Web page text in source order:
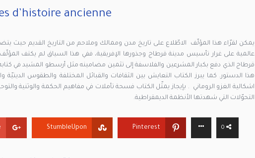
d’histoire ancienne
يمكن لقرّاء هذا المؤلّف الاطّلاع على تاريخ مدن وممالك وملاحم من التاريخ القديم حيث
عالمية على غرار تأسيس مدينة قرطاج وجذورها الإفريقية، ففي هذا السياق لم يكتف
قرطاج الذي دفع بكبار المشرعين والفلاسفة إلى تثمين مضامينه مثل أرسطو المشيد في
هذا الدستور. كما يبرز الكتاب التعايش بين الثقافات والقبائل المختلفة والطقوس
اشكالية الغزو الروماني . بإيجاز يمثّل الكتاب فسحة تأملات في مفاهيم الحكمة والوثنية
التحوّلات التي شهدتها الأنظمة الديمقراطية.
StumbleUpon Pinterest 0